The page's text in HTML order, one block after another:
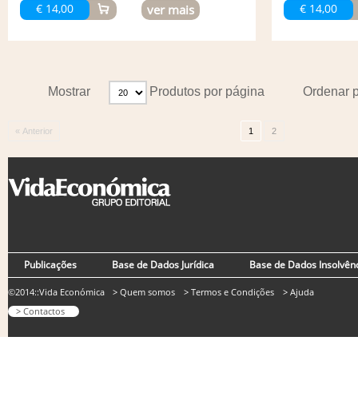
€ 14,00 ver mais € 14,00
Ordenar
Mostrar Produtos por página
« Anterior 1 2
Publicações Base de Dados Jurídica Base de Dados
©2014::Vida Económica
> Contactos
> Quem somos > Termos e Condições > Ajuda